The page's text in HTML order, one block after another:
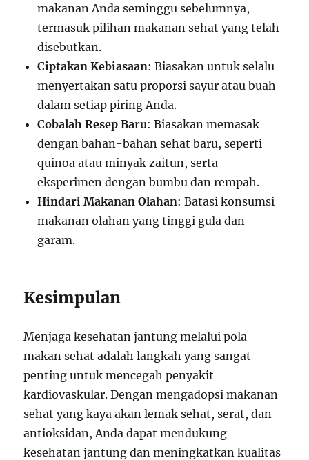
makanan Anda seminggu sebelumnya,
termasuk pilihan makanan sehat yang telah
disebutkan.
Ciptakan Kebiasaan: Biasakan untuk selalu
menyertakan satu proporsi sayur atau buah
dalam setiap piring Anda.
Cobalah Resep Baru: Biasakan memasak
dengan bahan-bahan sehat baru, seperti
quinoa atau minyak zaitun, serta
eksperimen dengan bumbu dan rempah.
Hindari Makanan Olahan: Batasi konsumsi
makanan olahan yang tinggi gula dan
garam.
Kesimpulan
Menjaga kesehatan jantung melalui pola
makan sehat adalah langkah yang sangat
penting untuk mencegah penyakit
kardiovaskular. Dengan mengadopsi makanan
sehat yang kaya akan lemak sehat, serat, dan
antioksidan, Anda dapat mendukung
kesehatan jantung dan meningkatkan kualitas